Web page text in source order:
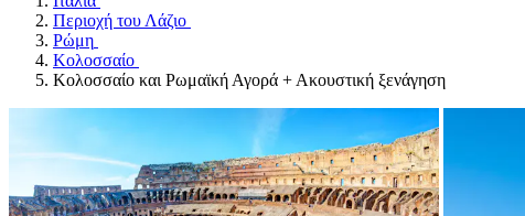
Περιοχή του Λάζιο
Ρώμη
Κολοσσαίο
Κολοσσαίο και Ρωμαϊκή Αγορά + Ακουστική ξενάγηση